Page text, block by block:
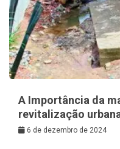
A Importância da
revitalização
6 de dezembro de 2024